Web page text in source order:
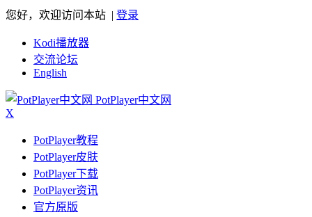
您好，欢迎访问本站 | 登录
Kodi播放器
交流论坛
English
PotPlayer中文网
X
PotPlayer教程
PotPlayer皮肤
PotPlayer下载
PotPlayer资讯
官方原版